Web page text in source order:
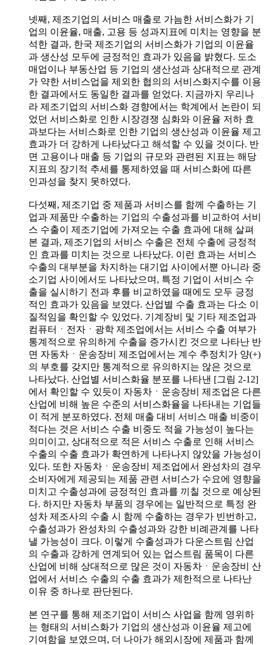
넷째, 제조기업의 서비스 매출로 가늠한 서비스화가 기
업의 이윤율, 매출, 고용 등 성과지표에 미치는 영향을 분
석한 결과, 한국 제조기업의 서비스화가 기업의 이윤율
과 생산성 모두에 긍정적인 효과가 있음을 밝혔다. 도소
매업이나 부동산업 등 기업의 생산성과 상대적으로 관계
가 약한 서비스업을 제외한 협의의 서비스화지수를 이용
한 결과에서도 동일한 결과를 얻었다. 지금까지 우리나
라 제조기업의 서비스화 경향에서는 학계에서 논란이 되
었던 서비스화로 인한 시장경쟁 심화와 이윤율 저하 효
과보다는 서비스화로 인한 기업의 생산성과 이윤율 제고
효과가 더 강하게 나타났다고 해석할 수 있을 것이다. 반
면 고용이나 매출 등 기업의 규모와 관련된 지표는 해당
지표의 장기적 추세를 통제하였을 때 서비스화에 따른
인과성을 찾지 못하였다.
다섯째, 제조기업 중 제품과 서비스를 함께 수출하는 기
업과 제품만 수출하는 기업의 수출성과를 비교하여 서비
스 수출이 제조기업에 가져오는 수출 효과에 대해 살펴
본 결과, 제조기업의 서비스 수출은 전체 수출에 긍정적
인 효과를 미치는 것으로 나타났다. 이런 효과는 서비스
수출의 대부분을 차지하는 대기업 사이에서뿐 아니라 중
소기업 사이에서도 나타났으며, 특정 기업이 서비스 수
출을 실시하기 전과 후를 비교하였을 때에도 모두 긍정
적인 효과가 있음을 보였다. 산업별 수출 효과는 다소 이
질적임을 확인할 수 있었다. 기계장비 및 기타 제조업과
컴퓨터ㆍ전자ㆍ광학 제조업에서는 서비스 수출 여부가
통계적으로 유의하게 수출을 증가시킨 것으로 나타난 반
면 자동차ㆍ운송장비 제조업에서는 계수 추정치가 양(+)
의 부호를 갖지만 통계적으로 유의하지는 않은 것으로
나타났다. 산업별 서비스화율 분포를 나타낸 [그림 2-12]
에서 확인할 수 있듯이 자동차ㆍ운송장비 제조업은 다른
산업에 비해 높은 수준의 서비스화율을 나타내는 기업들
이 적게 분포하였다. 전체 매출 대비 서비스 매출 비중이
적다는 것은 서비스 수출 비중도 적을 가능성이 높다는
의미이고, 상대적으로 적은 서비스 수출로 인해 서비스
수출의 수출 효과가 확연하게 나타나지 않았을 가능성이
있다. 또한 자동차ㆍ운송장비 제조업에서 완성차의 경우
소비자에게 제공되는 제품 관련 서비스가 수요에 영향을
미치고 수출성과에 긍정적인 효과를 끼칠 것으로 예상된
다. 하지만 자동차 부품의 경우에는 일반적으로 특정 완
성차 제조사의 수출 시 함께 수출하는 경우가 빈번하고,
수출성과가 완성차의 수출성과와 강한 비례관계를 나타
낼 가능성이 크다. 이렇게 수출성과가 다운스트림 산업
의 수출과 강하게 연계되어 있는 업스트림 품목이 다른
산업에 비해 상대적으로 많은 것이 자동차ㆍ운송장비 산
업에서 서비스 수출의 수출 효과가 제한적으로 나타난
이유 중 하나로 판단된다.
본 연구를 통해 제조기업이 서비스 사업을 함께 영위하
는 형태의 서비스화가 기업의 생산성과 이윤율 제고에
기여함을 보였으며, 더 나아가 해외시장에 제품과 함께